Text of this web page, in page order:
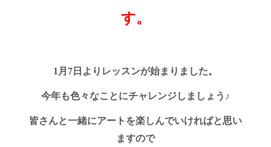
す。
1月7日よりレッスンが始まりました。
今年も色々なことにチャレンジしましょう♪
皆さんと一緒にアートを楽しんでいければと思い
ますので